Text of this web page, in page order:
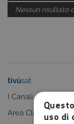
Nessun risultato
tivùsat
I Canali
Area Clientiuso di